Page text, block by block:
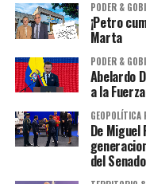
PODER &
¡Petro
Marta
PODER &
Abelardo
a la
GEOPOLÍTICA
De Miguel
del Senado